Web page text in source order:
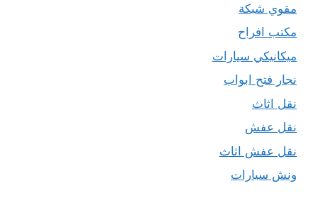
مقوي شبكة
مكتب افراح
ميكانيكي سيارات
نجار فتح ابواب
نقل اثاث
نقل عفش
نقل عفش اثاث
ونش سيارات